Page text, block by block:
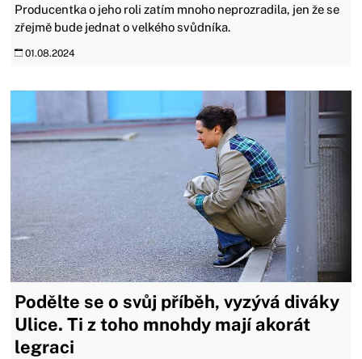
Producentka o jeho roli zatím mnoho neprozradila, jen že se
zřejmě bude jednat o velkého svůdníka.
01.08.2024
Podělte se o svůj příběh, vyzývá diváky
Ulice. Ti z toho mnohdy mají akorát
legraci